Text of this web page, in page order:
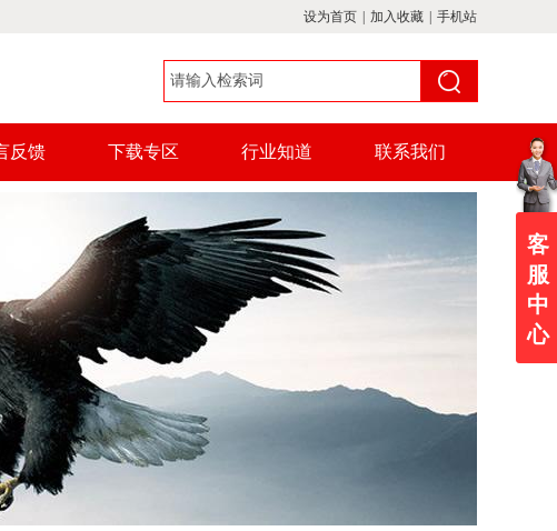
设为首页 加入收藏 手机站
反馈 下载专区 行业知道 联系我们
客
服
中
心